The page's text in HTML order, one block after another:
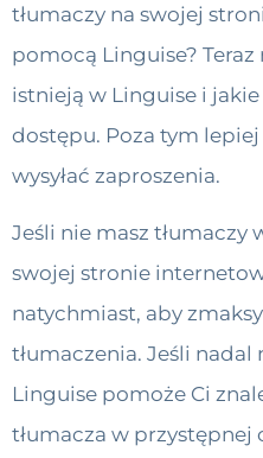
tłumaczy na swojej
pomocą Linguise?
istnieją w Linguise i
dostępu. Poza tym
wysyłać zaproszenia.
Jeśli nie masz tłumaczy
swojej stronie
natychmiast, aby
tłumaczenia. Jeśli nadal
Linguise pomoże Ci
tłumacza w przystępnej